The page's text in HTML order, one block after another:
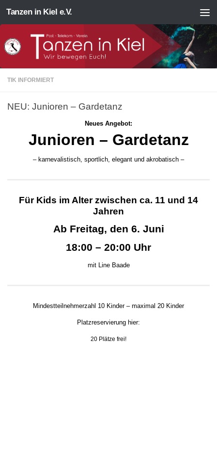
Zum Inhalt springen
Tanzen in Kiel e.V.
TIK INFORMIERT
NEU: Junioren – Gardetanz
Neues Angebot:
Junioren – Gardetanz
– karnevalistisch, sportlich, elegant und akrobatisch –
Für Kids im Alter zwischen ca. 11 und 14
Jahren
Ab Freitag, den 6. Juni
18:00 – 20:00 Uhr
mit Line Baade
Mindestteilnehmerzahl 10 Kinder – maximal 20 Kinder
Platzreservierung hier:
20 Plätze frei!